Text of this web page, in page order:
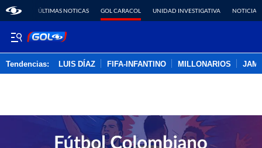
ÚLTIMAS NOTICAS GOL CARACOL UNIDAD INVESTIGATIVA NOTICIAS
Tendencias: LUIS DÍAZ FIFA-INFANTINO MILLONARIOS